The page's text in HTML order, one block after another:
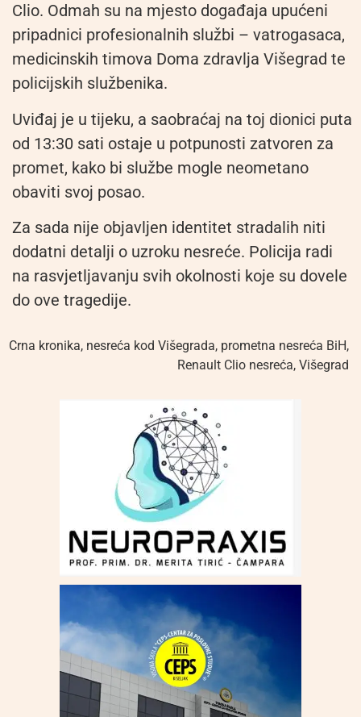
Clio. Odmah su na mjesto događaja upućeni
pripadnici profesionalnih službi – vatrogasaca,
medicinskih timova Doma zdravlja Višegrad te
policijskih službenika.
Uviđaj je u tijeku, a saobraćaj na toj dionici puta
od 13:30 sati ostaje u potpunosti zatvoren za
promet, kako bi službe mogle neometano
obaviti svoj posao.
Za sada nije objavljen identitet stradalih niti
dodatni detalji o uzroku nesreće. Policija radi
na rasvjetljavanju svih okolnosti koje su dovele
do ove tragedije.
Crna kronika, nesreća kod Višegrada, prometna nesreća BiH,
Renault Clio nesreća, Višegrad